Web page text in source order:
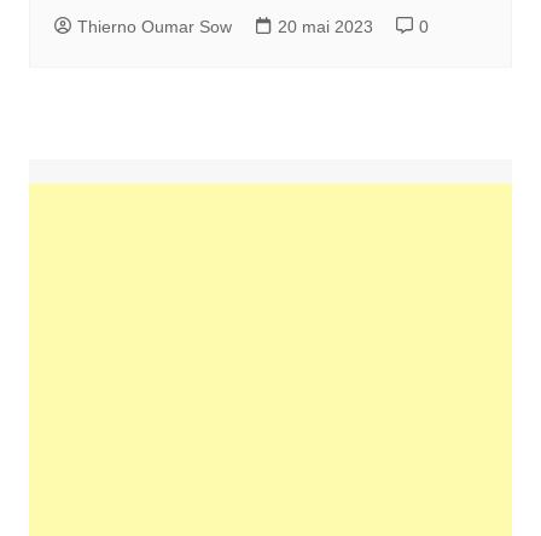
Thierno Oumar Sow 20 mai 2023 0